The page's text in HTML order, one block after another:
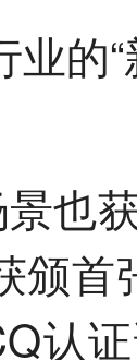
业的
景也
颁
认